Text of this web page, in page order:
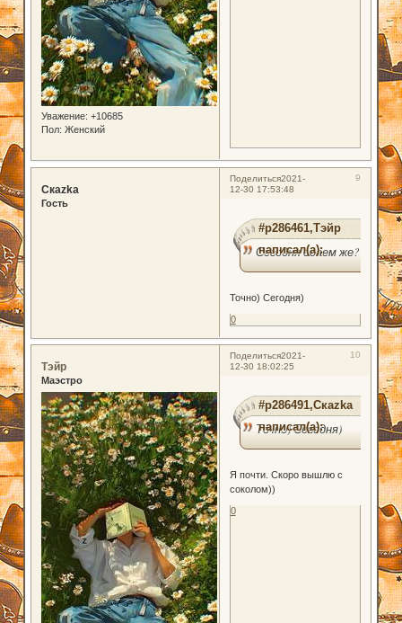
Уважение: +10685
Пол: Женский
Поделиться 9
2021-
12-30 17:53:48
Скаzka
Гость
#p286461,Тэйр
написал(а):
Сегодня сдаем же?
Точно) Сегодня)
0
Поделиться 10
2021-
12-30 18:02:25
Тэйр
Маэстро
#p286491,Скаzka
написал(а):
Точно) Сегодня)
Я почти. Скоро вышлю с
соколом))
0